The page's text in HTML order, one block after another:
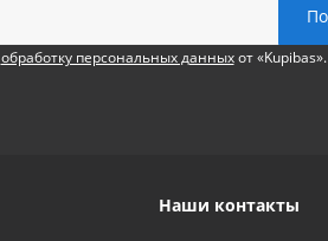
обработку персональных данныхот «Kupibas».
Наши контакты